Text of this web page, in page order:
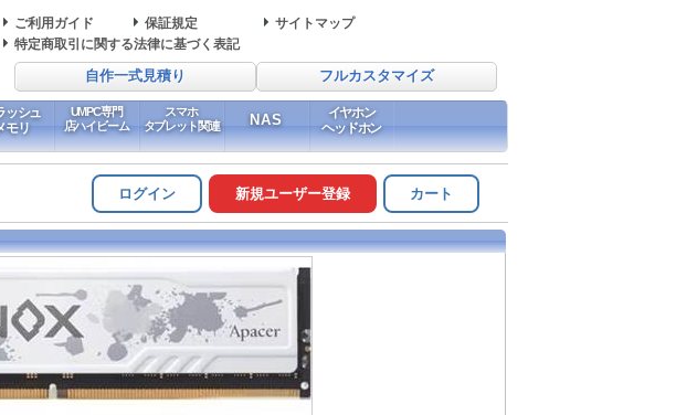
ご利用ガイド 保証規定
サイトマップ
特定商取引に関する法律に基づく表記
自作一式見積り フルカスタマイズ
ッシュ
モリ
UMPC専門
店ハイビーム
スマホ
タブレット関連
NAS
イヤホン
ヘッドホン
ログイン 新規ユーザー登録 カート